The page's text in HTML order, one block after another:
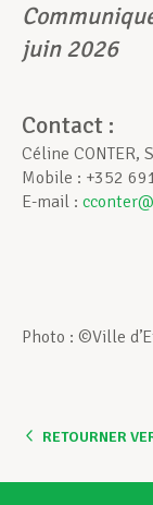
juin 2026
Contact :
Céline CONTER,
Mobile : +352
E-mail :
Photo : ©Ville
RETOURNER